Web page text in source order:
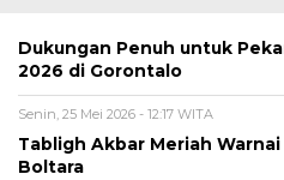
Dukungan Penuh untuk
2026 di Gorontalo
Senin, 25 Mei 2026 - 12:17 WITA
Tabligh Akbar Meriah
Boltara